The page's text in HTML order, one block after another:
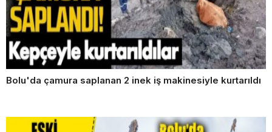
Bolu'da çamura saplanan 2 inek iş makinesiyle kurtarıldı